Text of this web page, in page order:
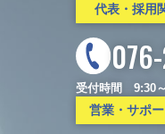
代表・採用
受付時間 9:30～
営業・サポ